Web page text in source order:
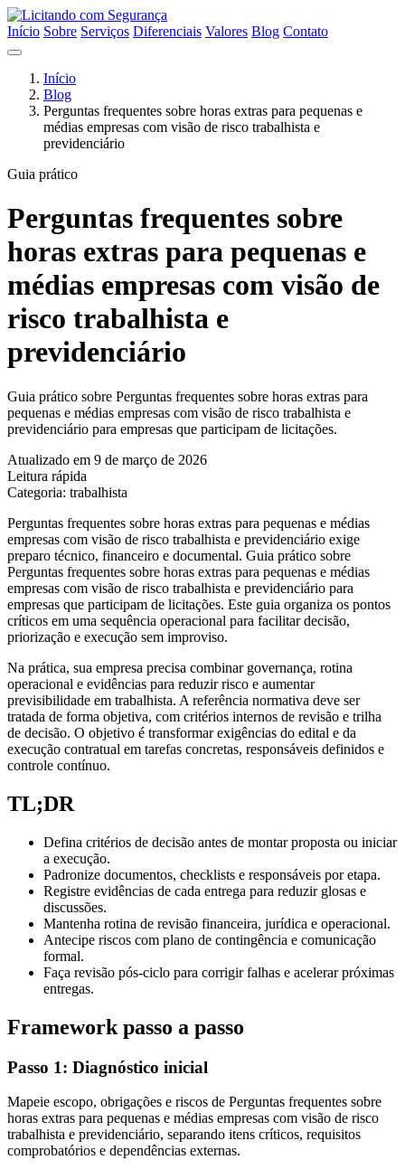
Início Sobre Serviços Diferenciais Valores Blog Contato
Início
Blog
Perguntas frequentes sobre horas extras para pequenas e
médias empresas com visão de risco trabalhista e
previdenciário
Guia prático
Perguntas frequentes sobre
horas extras para pequenas e
médias empresas com visão de
risco trabalhista e
previdenciário
Guia prático sobre Perguntas frequentes sobre horas extras para
pequenas e médias empresas com visão de risco trabalhista e
previdenciário para empresas que participam de licitações.
Atualizado em 9 de março de 2026
Leitura rápida
Categoria: trabalhista
Perguntas frequentes sobre horas extras para pequenas e médias
empresas com visão de risco trabalhista e previdenciário exige
preparo técnico, financeiro e documental. Guia prático sobre
Perguntas frequentes sobre horas extras para pequenas e médias
empresas com visão de risco trabalhista e previdenciário para
empresas que participam de licitações. Este guia organiza os pontos
críticos em uma sequência operacional para facilitar decisão,
priorização e execução sem improviso.
Na prática, sua empresa precisa combinar governança, rotina
operacional e evidências para reduzir risco e aumentar
previsibilidade em trabalhista. A referência normativa deve ser
tratada de forma objetiva, com critérios internos de revisão e trilha
de decisão. O objetivo é transformar exigências do edital e da
execução contratual em tarefas concretas, responsáveis definidos e
controle contínuo.
TL;DR
Defina critérios de decisão antes de montar proposta ou iniciar
a execução.
Padronize documentos, checklists e responsáveis por etapa.
Registre evidências de cada entrega para reduzir glosas e
discussões.
Mantenha rotina de revisão financeira, jurídica e operacional.
Antecipe riscos com plano de contingência e comunicação
formal.
Faça revisão pós-ciclo para corrigir falhas e acelerar próximas
entregas.
Framework passo a passo
Passo 1: Diagnóstico inicial
Mapeie escopo, obrigações e riscos de Perguntas frequentes sobre
horas extras para pequenas e médias empresas com visão de risco
trabalhista e previdenciário, separando itens críticos, requisitos
comprobatórios e dependências externas.